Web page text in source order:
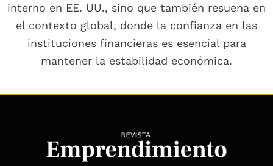
interno en EE. UU., sino que también resuena en
el contexto global, donde la confianza en las
instituciones financieras es esencial para
mantener la estabilidad económica.